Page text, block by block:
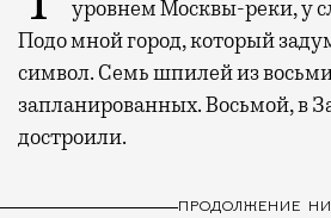
уровнем Москвы-реки, у
Подо мной город, который
символ. Семь шпилей из
запланированных. Восьмой, в
достроили.
ПРОДОЛЖЕНИЕ